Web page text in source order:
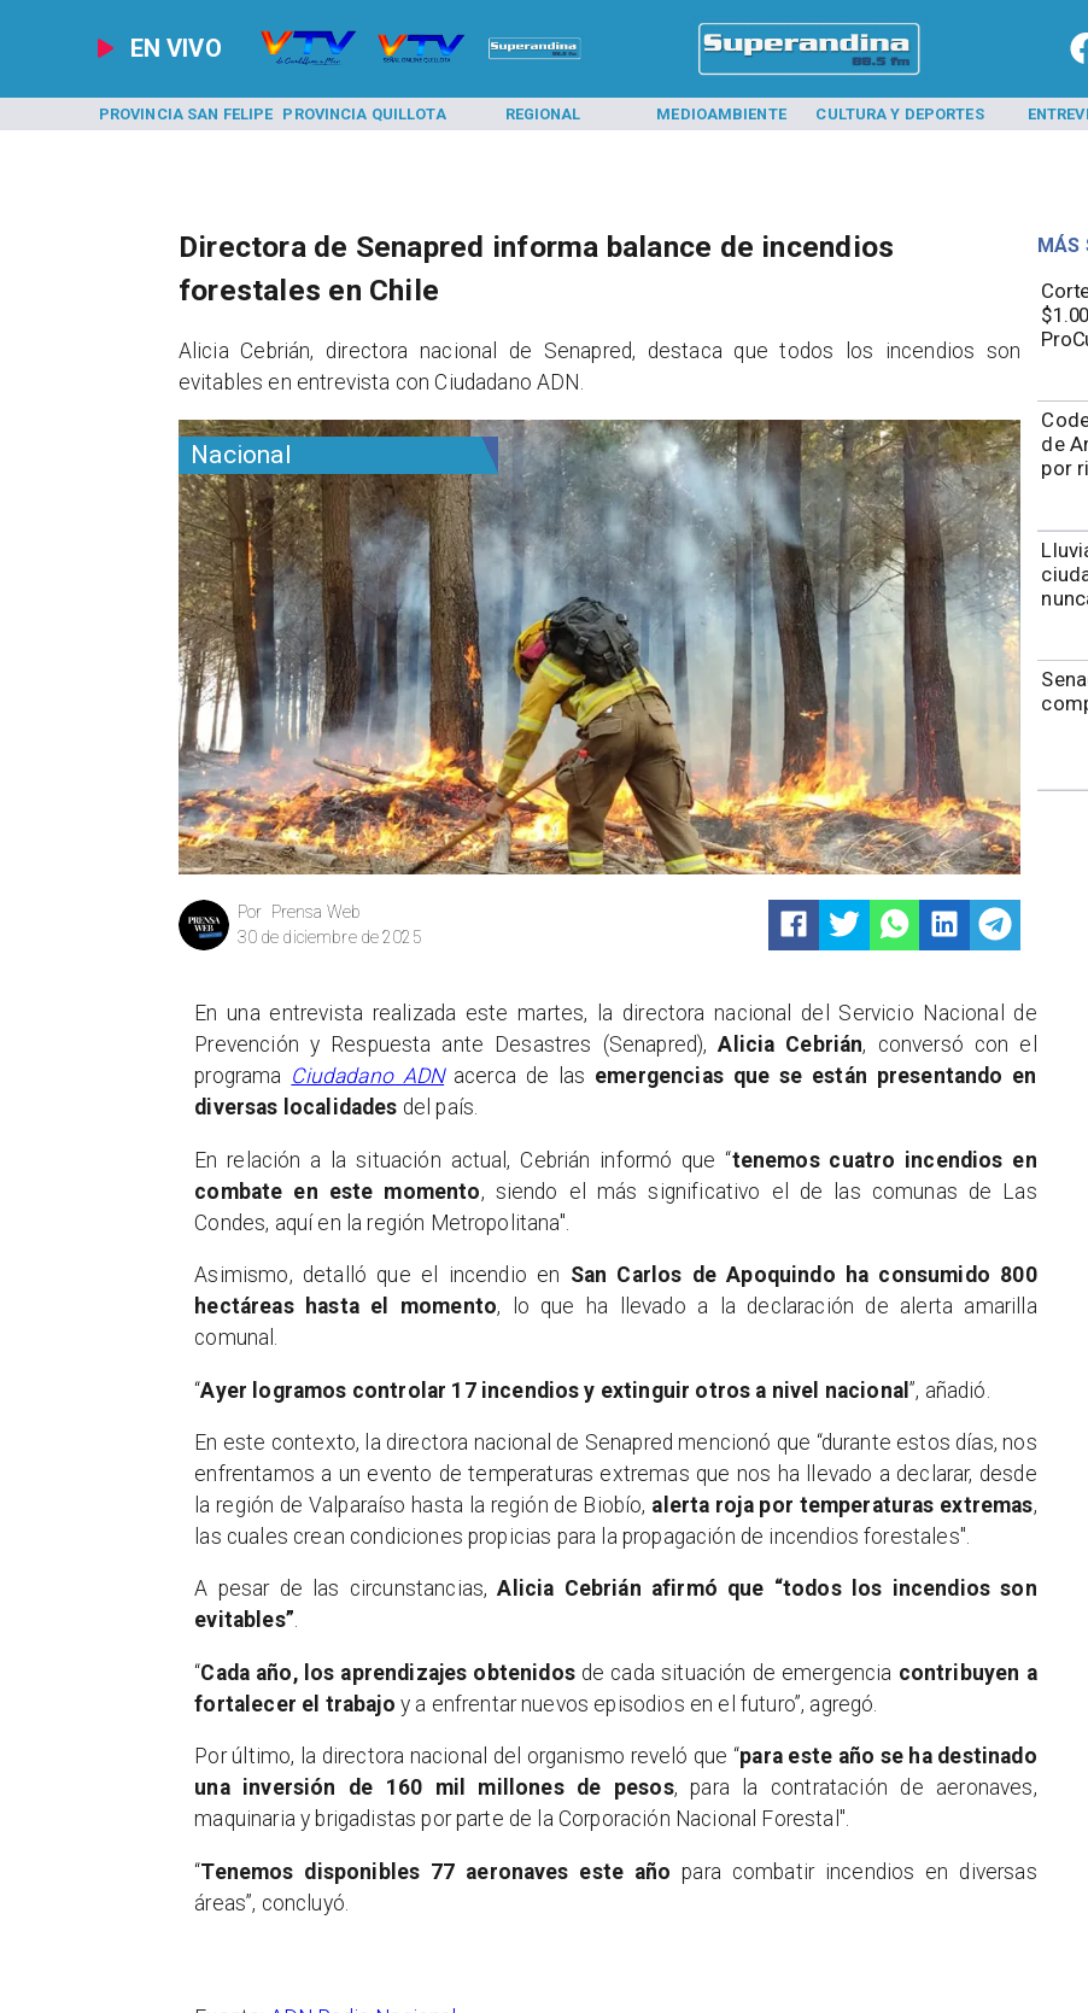
EN VIVO
PROVINCIA SAN FELIPE PROVINCIA QUILLOTA REGIONAL MEDIOAMBIENTE CULTURA Y DEPORTES
Nacional
Prensa Web
Por
30 de diciembre de 2025
de
por
MÁS
Directora de Senapred informa balance de incendios
forestales en Chile
Alicia Cebrián, directora nacional de Senapred, destaca que todos los incendios son
evitables en entrevista con Ciudadano ADN.
En una entrevista realizada este martes, la directora nacional del Servicio Nacional de
Prevención y Respuesta ante Desastres (Senapred),Alicia Cebrián, conversó con el
programa Ciudadano ADNacerca de las emergencias que se están presentando en
diversas localidades del país.
En relación a la situación actual, Cebrián informó que “tenemos cuatro incendios en
combate en este momento, siendo el más significativo el de las comunas de Las
Condes, aquí en la región Metropolitana".
Asimismo, detalló que el incendio en San Carlos de Apoquindo ha consumido 800
hectáreas hasta el momento, lo que ha llevado a la declaración de alerta amarilla
comunal.
“Ayer logramos controlar 17 incendios y extinguir otros a nivel nacional”, añadió.
En este contexto, la directora nacional de Senapred mencionó que “durante estos días, nos
enfrentamos a un evento de temperaturas extremas que nos ha llevado a declarar, desde
la región de Valparaíso hasta la región de Biobío, alerta roja por temperaturas extremas,
las cuales crean condiciones propicias para la propagación de incendios forestales".
A pesar de las circunstancias,Alicia Cebrián afirmó que “todos los incendios son
evitables”.
“Cada año, los aprendizajes obtenidosde cada situación de emergencia contribuyen a
fortalecer el trabajo y a enfrentar nuevos episodios en el futuro”, agregó.
Por último, la directora nacional del organismo reveló que “para este año se ha destinado
una inversión de 160 mil millones de pesos, para la contratación de aeronaves,
maquinaria y brigadistas por parte de la Corporación Nacional Forestal".
“Tenemos disponibles 77 aeronaves este añopara combatir incendios en diversas
áreas”, concluyó.